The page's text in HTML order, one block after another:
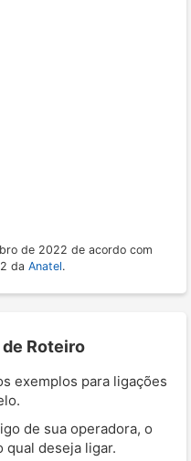
de 2022 de acordo com
da Anatel.
Roteiro
exemplos para ligações
de sua operadora, o
qual deseja ligar.